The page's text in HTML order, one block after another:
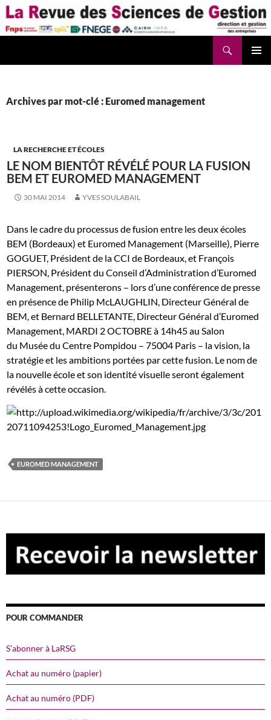
Aller
au
contenu
Archives par mot-clé : Euromed management
LA RECHERCHE ET ÉCOLES
LE NOM BIENTÔT RÉVÉLÉ POUR LA FUSION
BEM ET EUROMED MANAGEMENT
30 MAI 2014 YVES SOULABAIL
Dans le cadre du processus de fusion entre les deux écoles
BEM (Bordeaux) et Euromed Management (Marseille), Pierre
GOGUET, Président de la CCI de Bordeaux, et François
PIERSON, Président du Conseil d’Administration d’Euromed
Management, présenterons – lors d’une conférence de presse
en présence de Philip McLAUGHLIN, Directeur Général de
BEM, et Bernard BELLETANTE, Directeur Général d’Euromed
Management, MARDI 2 OCTOBRE à 14h45 au Salon
du Musée du Centre Pompidou – 75004 Paris – la vision, la
stratégie et les ambitions portées par cette fusion. Le nom de
la nouvelle école et son identité visuelle seront également
révélés à cette occasion.
EUROMED MANAGEMENT
POUR COMMANDER
S’abonner à LaRSG
Achat au numéro (papier)
Achat au numéro (PDF)